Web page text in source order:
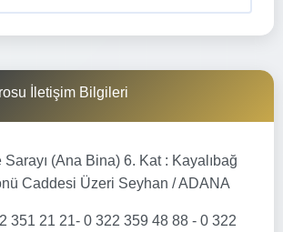
İletişim Bilgileri
(Ana Bina) 6. Kat : Kayalıbağ
Caddesi Üzeri Seyhan / ADANA
351 21 21- 0 322 359 48 88 - 0 322